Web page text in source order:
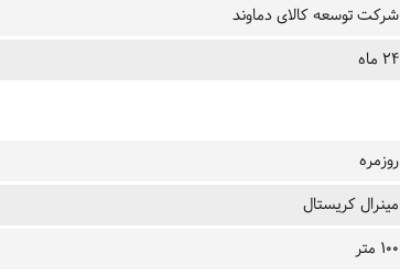
شرکت توسعه کالای دماوند
24 ماه
روزمره
مینرال کریستال
100 متر